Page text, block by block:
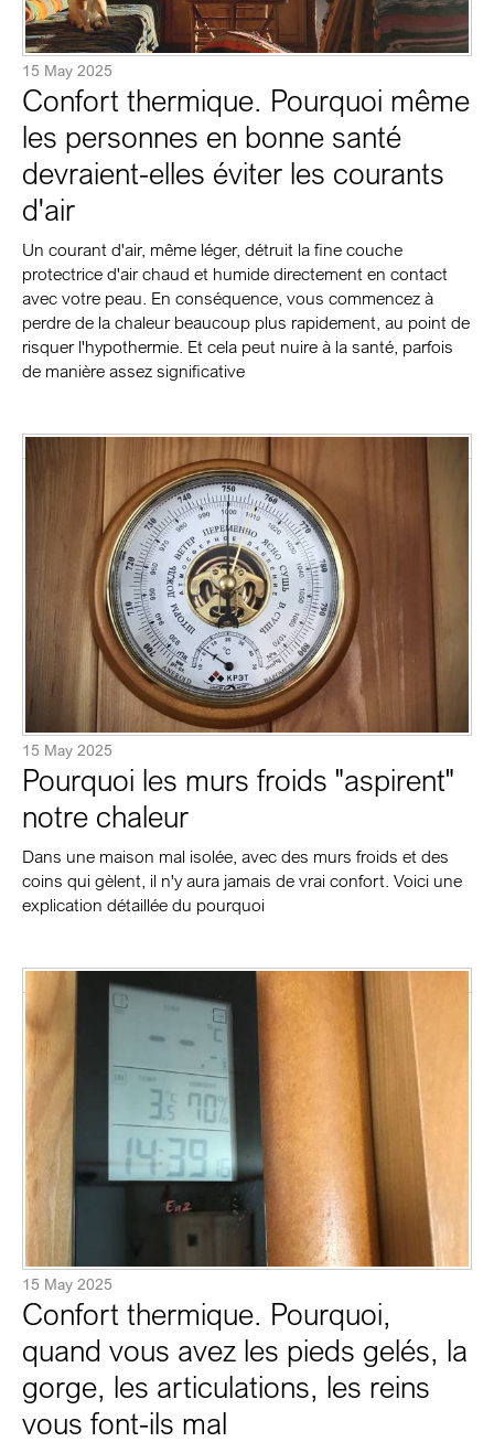
15 May 2025
Confort thermique. Pourquoi même
les personnes en bonne santé
devraient-elles éviter les courants
d'air
Un courant d'air, même léger, détruit la fine couche
protectrice d'air chaud et humide directement en contact
avec votre peau. En conséquence, vous commencez à
perdre de la chaleur beaucoup plus rapidement, au point de
risquer l'hypothermie. Et cela peut nuire à la santé, parfois
de manière assez significative
15 May 2025
Pourquoi les murs froids "aspirent"
notre chaleur
Dans une maison mal isolée, avec des murs froids et des
coins qui gèlent, il n'y aura jamais de vrai confort. Voici une
explication détaillée du pourquoi
15 May 2025
Confort thermique. Pourquoi,
quand vous avez les pieds gelés, la
gorge, les articulations, les reins
vous font-ils mal